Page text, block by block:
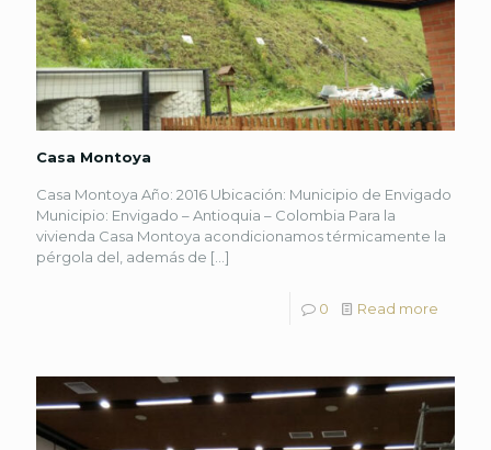
Casa Montoya
Casa Montoya Año: 2016 Ubicación: Municipio de Envigado
Municipio: Envigado – Antioquia – Colombia Para la
vivienda Casa Montoya acondicionamos térmicamente la
pérgola del, además de […]
0 Read more